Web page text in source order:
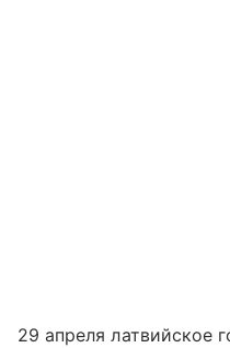
29 апреля латвийское